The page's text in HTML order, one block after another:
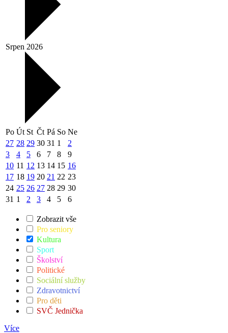
Srpen 2026
Po Út St Čt Pá So Ne
27 28 29 30 31 1
2
3
4 5 6 7 8
9
10 11 12 13 14 15 16
17 18 19 20 21 22 23
24 25 26 27 28 29 30
31 1 2 3 4 5 6
Zobrazit vše
Pro seniory
Kultura
Sport
Školství
Politické
Sociální služby
Zdravotnictví
Pro děti
SVČ Jednička
Více